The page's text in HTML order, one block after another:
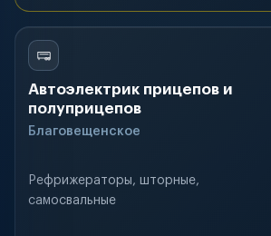
Автоэлектрик прицепов и
полуприцепов
Благовещенское
Рефрижераторы, шторные,
самосвальные